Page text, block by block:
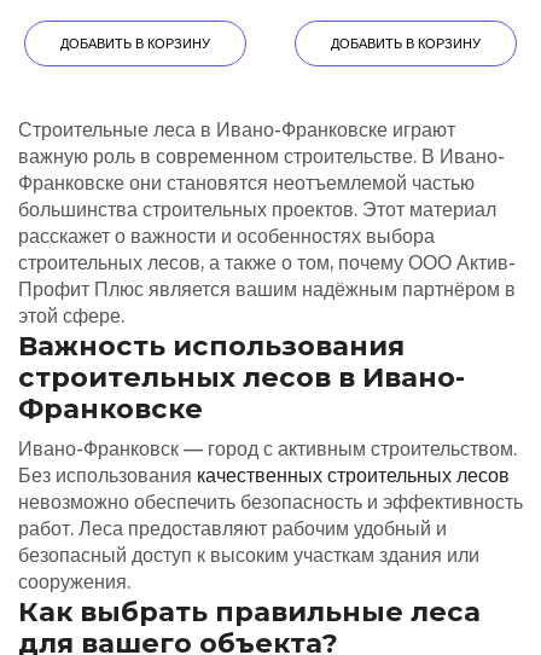
ДОБАВИТЬ В КОРЗИНУ ДОБАВИТЬ В КОРЗИНУ
Строительные леса в Ивано-Франковске играют
важную роль в современном строительстве. В Ивано-
Франковске они становятся неотъемлемой частью
большинства строительных проектов. Этот материал
расскажет о важности и особенностях выбора
строительных лесов, а также о том, почему ООО Актив-
Профит Плюс является вашим надёжным партнёром в
этой сфере.
Важность использования
строительных лесов в Ивано-
Франковске
Ивано-Франковск — город с активным строительством.
Без использования качественных строительных лесов
невозможно обеспечить безопасность и эффективность
работ. Леса предоставляют рабочим удобный и
безопасный доступ к высоким участкам здания или
сооружения.
Как выбрать правильные леса
для вашего объекта?